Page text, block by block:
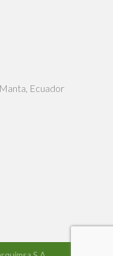
Ecuador